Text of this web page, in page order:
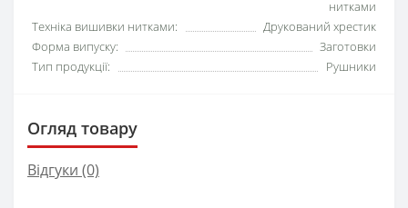
нитками
Техніка вишивки нитками:
Друкований хрестик
Форма випуску:
Заготовки
Тип продукції:
Рушники
Огляд товару
Відгуки (0)